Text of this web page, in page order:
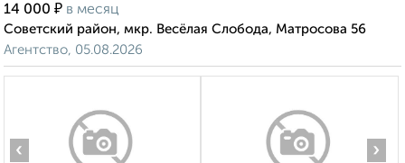
14 000 ₽ в месяц
Советский район, мкр. Весёлая Слобода, Матросова 56
Агентство, 05.08.2026
‹ ›